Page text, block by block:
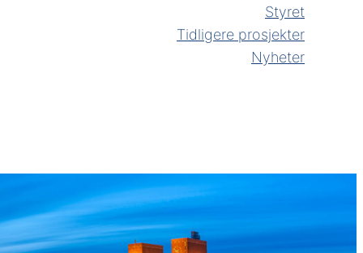
Styret
Tidligere prosjekter
Nyheter